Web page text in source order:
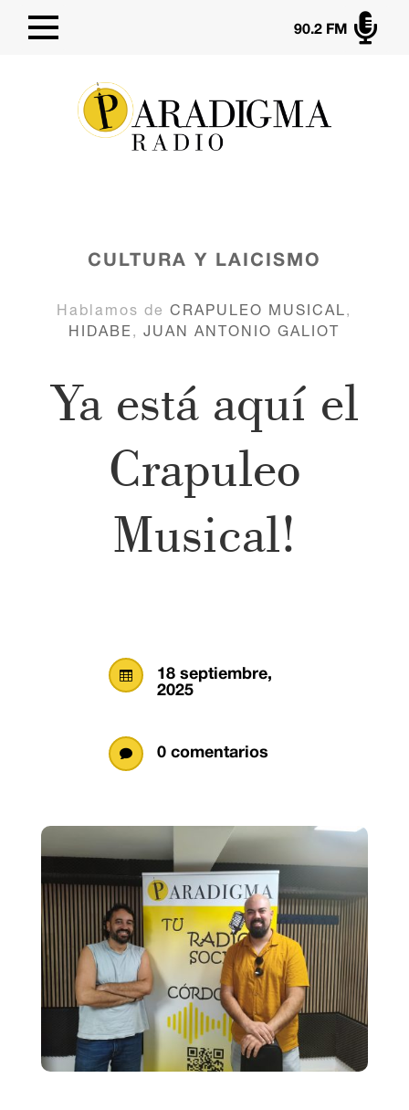

90.2 FM
CULTURA Y LAICISMO
Hablamos deCRAPULEO MUSICAL,
HIDABE ,JUAN ANTONIO GALIOT
Ya está aquí el
Crapuleo
Musical!

18 septiembre,
2025
 0 comentarios